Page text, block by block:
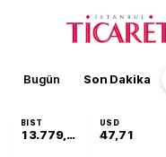
Bugün Son Dakika
BIST
13.779,39
USD
47,71